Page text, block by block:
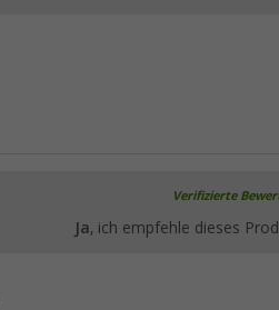
Verifizierte
Ja, ich empfehle dieses